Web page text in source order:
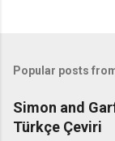
Popular posts
Simon and
Türkçe Çeviri